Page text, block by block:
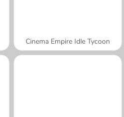
Cinema Empire Idle Tycoon